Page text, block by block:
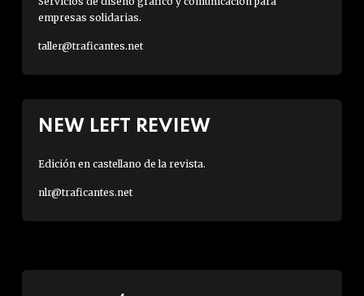
empresas solidarias.
taller@traficantes.net
NEW LEFT REVIEW
Edición en castellano de la revista.
nlr@traficantes.net